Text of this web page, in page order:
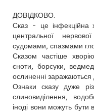
ДОВІДКОВО.
Сказ - це інфекційна
центральної
судомами, спазмами
Сказом частіше
єноти, борсуки,
ослиненні
Ознаки сказу дуже
слиновиділення,
іноді вони можуть бути